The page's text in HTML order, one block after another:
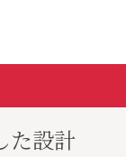
た設計